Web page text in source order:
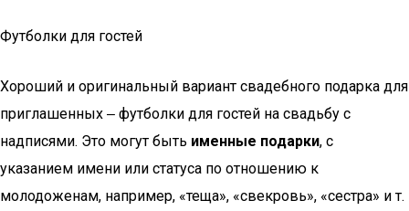
Футболки для гостей
Хороший и оригинальный вариант свадебного подарка для
приглашенных ‒ футболки для гостей на свадьбу с
надписями. Это могут быть именные подарки, с
указанием имени или статуса по отношению к
молодоженам, например, «теща», «свекровь», «сестра» и т.